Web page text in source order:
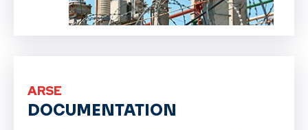
ARSE
DOCUMENTATION